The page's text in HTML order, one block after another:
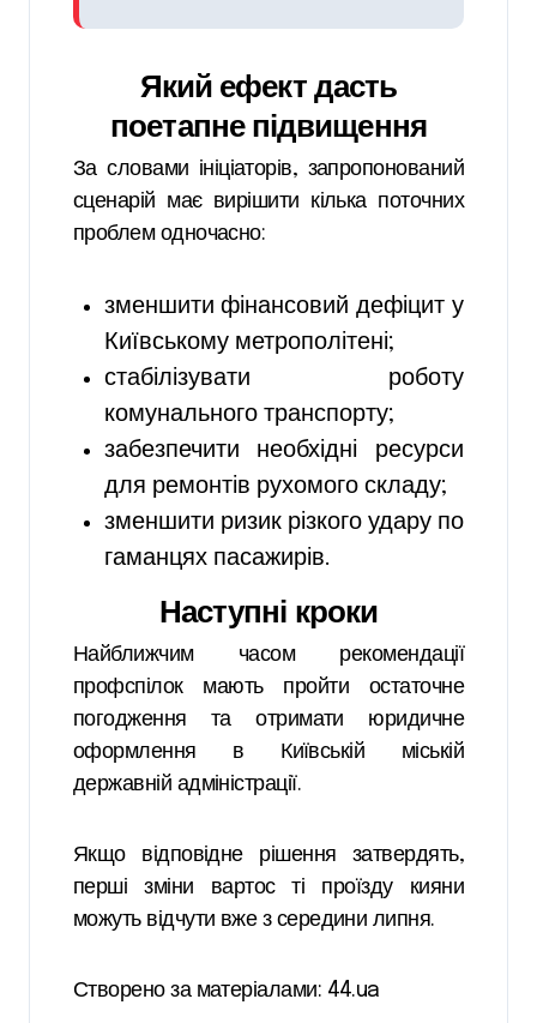
Який ефект дасть
поетапне підвищення
За словами ініціаторів, запропонований
сценарій має вирішити кілька поточних
проблем одночасно:
зменшити фінансовий дефіцит у
Київському метрополітені;
стабілізувати роботу
комунального транспорту;
забезпечити необхідні ресурси
для ремонтів рухомого складу;
зменшити ризик різкого удару по
гаманцях пасажирів.
Наступні кроки
Найближчим часом рекомендації
профспілок мають пройти остаточне
погодження та отримати юридичне
оформлення в Київській міській
державній адміністрації.
Якщо відповідне рішення затвердять,
перші зміни вартос ті проїзду кияни
можуть відчути вже з середини липня.
Створено за матеріалами: 44.ua